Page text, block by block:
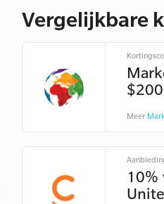
Vergelijkbare
Meer